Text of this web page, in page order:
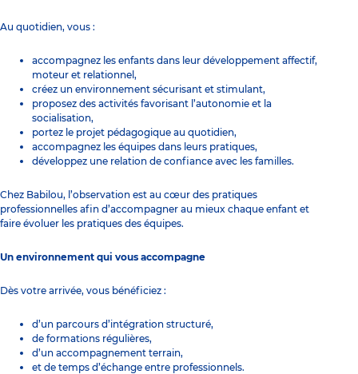
Au quotidien, vous :
accompagnez les enfants dans leur développement affectif,
moteur et relationnel,
créez un environnement sécurisant et stimulant,
proposez des activités favorisant l’autonomie et la
socialisation,
portez le projet pédagogique au quotidien,
accompagnez les équipes dans leurs pratiques,
développez une relation de confiance avec les familles.
Chez Babilou, l’observation est au cœur des pratiques
professionnelles afin d’accompagner au mieux chaque enfant et
faire évoluer les pratiques des équipes.
Un environnement qui vous accompagne
Dès votre arrivée, vous bénéficiez :
d’un parcours d’intégration structuré,
de formations régulières,
d’un accompagnement terrain,
et de temps d’échange entre professionnels.